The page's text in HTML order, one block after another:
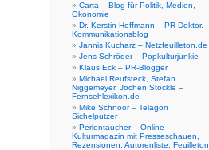
Carta – Blog für Politik, Medien,
Ökonomie
Dr. Kerstin Hoffmann – PR-Doktor.
Kommunikationsblog
Jannis Kucharz – Netzfeuilleton.de
Jens Schröder – Popkulturjunkie
Klaus Eck – PR-Blogger
Michael Reufsteck, Stefan
Niggemeyer, Jochen Stöckle –
Fernsehlexikon.de
Mike Schnoor – Telagon
Sichelputzer
Perlentaucher – Online
Kulturmagazin mit Presseschauen,
Rezensionen, Autorenliste, Feuilleton